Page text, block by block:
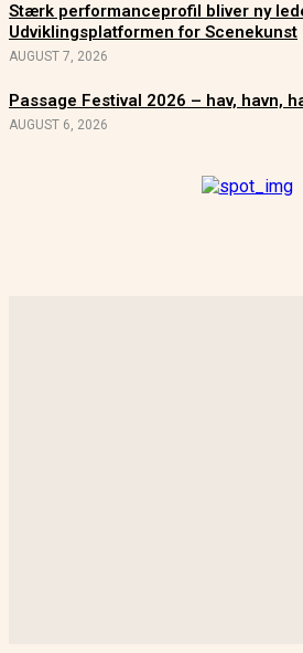
Stærk performanceprofil bliver ny
Udviklingsplatformen for Scenekunst
AUGUST 7, 2026
Passage Festival 2026 – hav, havn,
AUGUST 6, 2026